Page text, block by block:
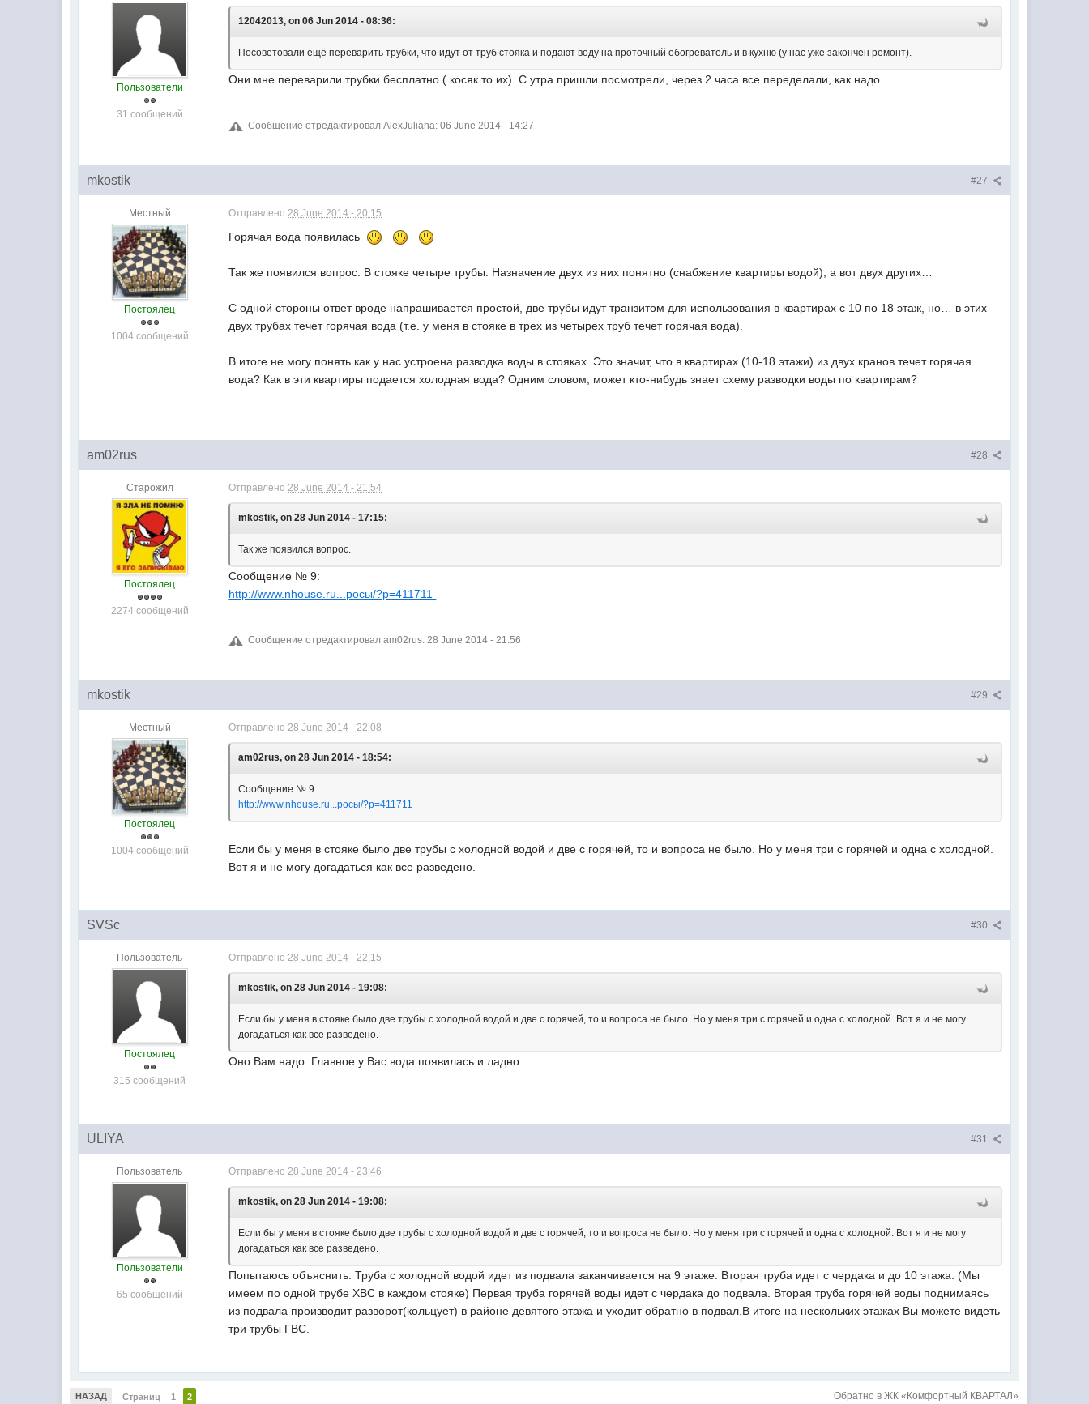
Пользователи
31 сообщений
12042013, on 06 Jun 2014 - 08:36:
Посоветовали ещё переварить трубки, что идут от труб стояка и подают воду на проточный обогреватель и в кухню (у нас уже закончен ремонт).
Они мне переварили трубки бесплатно ( косяк то их). С утра пришли посмотрели, через 2 часа все переделали, как надо.
Сообщение отредактировал AlexJuliana: 06 June 2014 - 14:27
#27
mkostik
Местный
Постоялец
1004 сообщений
Отправлено28 June 2014 - 20:15
Горячая вода появилась
Так же появился вопрос. В стояке четыре трубы. Назначение двух из них понятно (снабжение квартиры водой), а вот двух других…
С одной стороны ответ вроде напрашивается простой, две трубы идут транзитом для использования в квартирах с 10 по 18 этаж, но… в этих
двух трубах течет горячая вода (т.е. у меня в стояке в трех из четырех труб течет горячая вода).
В итоге не могу понять как у нас устроена разводка воды в стояках. Это значит, что в квартирах (10-18 этажи) из двух кранов течет горячая
вода? Как в эти квартиры подается холодная вода? Одним словом, может кто-нибудь знает схему разводки воды по квартирам?
#28
am02rus
Старожил
Постоялец
2274 сообщений
Отправлено28 June 2014 - 21:54
mkostik, on 28 Jun 2014 - 17:15:
Так же появился вопрос.
Сообщение № 9:
http://www.nhouse.ru...росы/?p=411711
Сообщение отредактировал am02rus: 28 June 2014 - 21:56
#29
mkostik
Местный
Постоялец
1004 сообщений
Отправлено28 June 2014 - 22:08
am02rus, on 28 Jun 2014 - 18:54:
Сообщение № 9:
http://www.nhouse.ru...росы/?p=411711
Если бы у меня в стояке было две трубы с холодной водой и две с горячей, то и вопроса не было. Но у меня три с горячей и одна с холодной.
Вот я и не могу догадаться как все разведено.
#30
SVSc
Пользователь
Постоялец
315 сообщений
Отправлено28 June 2014 - 22:15
mkostik, on 28 Jun 2014 - 19:08:
Если бы у меня в стояке было две трубы с холодной водой и две с горячей, то и вопроса не было. Но у меня три с горячей и одна с холодной. Вот я и не могу
догадаться как все разведено.
Оно Вам надо. Главное у Вас вода появилась и ладно.
#31
ULIYA
Пользователь
Пользователи
65 сообщений
Отправлено28 June 2014 - 23:46
mkostik, on 28 Jun 2014 - 19:08:
Если бы у меня в стояке было две трубы с холодной водой и две с горячей, то и вопроса не было. Но у меня три с горячей и одна с холодной. Вот я и не могу
догадаться как все разведено.
Попытаюсь объяснить. Труба с холодной водой идет из подвала заканчивается на 9 этаже. Вторая труба идет с чердака и до 10 этажа. (Мы
имеем по одной трубе ХВС в каждом стояке) Первая труба горячей воды идет с чердака до подвала. Вторая труба горячей воды поднимаясь
из подвала производит разворот(кольцует) в районе девятого этажа и уходит обратно в подвал.В итоге на нескольких этажах Вы можете видеть
три трубы ГВС.
НАЗАД Страниц 1 2 Обратно в ЖК «Комфортный КВАРТАЛ»